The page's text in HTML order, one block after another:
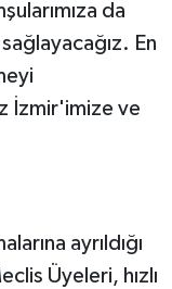
da
En
İzmir'imize ve
ayrıldığı
Üyeleri, hızlı